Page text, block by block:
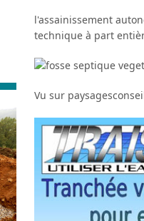
l'assainissement
technique à part
Vu sur